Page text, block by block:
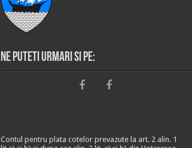
Ne puteti urmari si pe:
Contul pentru plata cotelor prevazute la art. 2 alin. 1